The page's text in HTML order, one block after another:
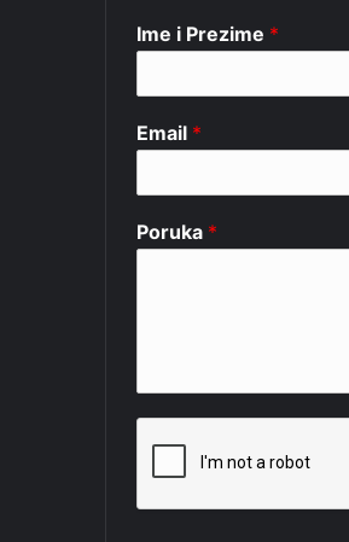
Ime i Prezime *
Email *
Poruka *